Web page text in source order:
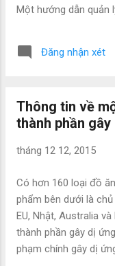
Một hướng dẫn quản
Đăng nhận xét
Thông tin về
thành phần gây
tháng 12 12, 2015
Có hơn 160 loại đồ
phẩm bên dưới là chủ
EU, Nhật, Australia
thành phần gây dị
phạm chính gây dị